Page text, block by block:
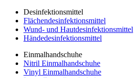
Desinfektionsmittel
Flächendesinfektionsmittel
Wund- und Hautdesinfektionsmittel
Händedesinfektionsmittel
Einmalhandschuhe
Nitril Einmalhandschuhe
Vinyl Einmalhandschuhe